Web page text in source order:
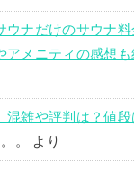
ウナだけのサウナ料
アメニティの感想も
混雑や評判は？値段
。。 より